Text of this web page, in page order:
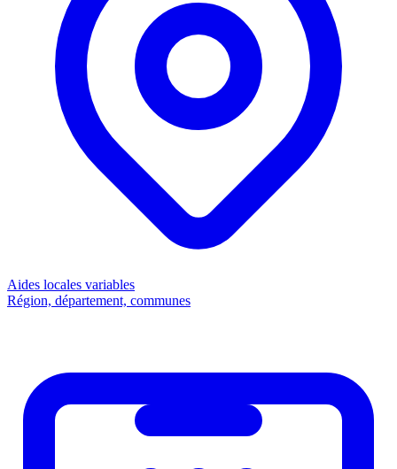
Aides locales variables
Région, département, communes